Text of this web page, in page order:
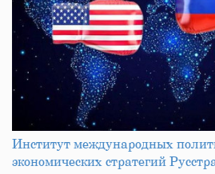
Институт международных
экономических стратегий